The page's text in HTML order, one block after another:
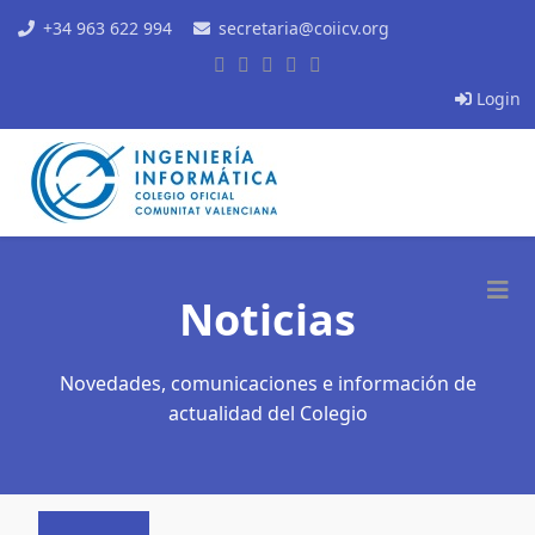
+34 963 622 994 secretaria@coiicv.org
Login
Noticias
Novedades, comunicaciones e información de
actualidad del Colegio